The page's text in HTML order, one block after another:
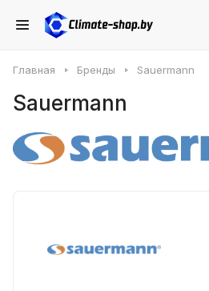
Главная Бренды Sauermann
Sauermann